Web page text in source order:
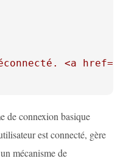
<a
de connexion basique
est connecté, gère
mécanisme de